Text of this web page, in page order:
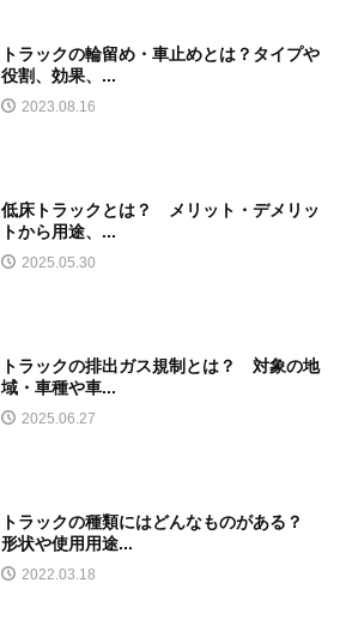
トラックの輪留め・車止めとは？タイプや
役割、効果、...
2023.08.16
低床トラックとは？ メリット・デメリッ
トから用途、...
2025.05.30
トラックの排出ガス規制とは？ 対象の地
域・車種や車...
2025.06.27
トラックの種類にはどんなものがある？
形状や使用用途...
2022.03.18